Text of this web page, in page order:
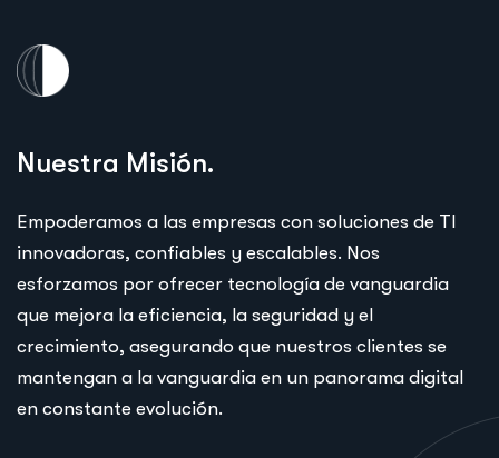
Nuestra Misión.
Empoderamos a las empresas con soluciones de TI
innovadoras, confiables y escalables. Nos
esforzamos por ofrecer tecnología de vanguardia
que mejora la eficiencia, la seguridad y el
crecimiento, asegurando que nuestros clientes se
mantengan a la vanguardia en un panorama digital
en constante evolución.